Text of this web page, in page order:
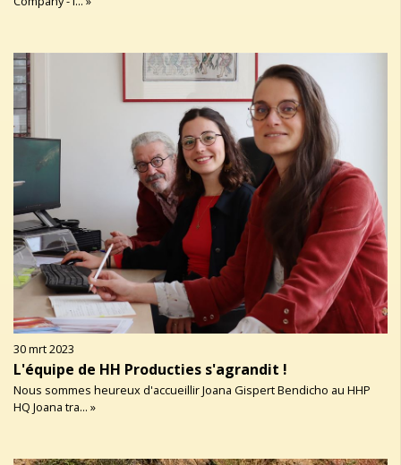
30 mrt 2023
L'équipe de HH Producties s'agrandit !
Nous sommes heureux d'accueillir Joana Gispert Bendicho au HHP
HQ Joana tra... »